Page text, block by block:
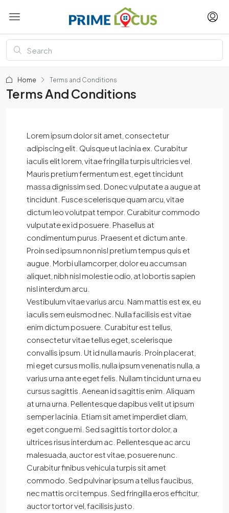
Home Terms and Conditions
Terms And Conditions
Lorem ipsum dolor sit amet, consectetur
adipiscing elit. Quisque ut lacinia ex. Curabitur
iaculis elit lorem, vitae fringilla turpis ultricies vel.
Mauris pretium fermentum est, eget tincidunt
massa dignissim sed. Donec vulputate a augue at
tincidunt. Fusce scelerisque quam arcu, vitae
dictum leo volutpat tempor. Curabitur commodo
vulputate ex id posuere. Phasellus at
condimentum purus. Praesent et dictum ante.
Proin sed ipsum non nisl pretium tempus quis et
augue. Morbi ullamcorper, dolor eu accumsan
aliquet, nibh nisl molestie odio, at lobortis sapien
nisl interdum arcu.
Vestibulum vitae varius arcu. Nam mattis est ex, eu
iaculis sem euismod nec. Nulla facilisis est vitae
enim dictum posuere. Curabitur est tellus,
consectetur vitae tellus eget, scelerisque
convallis ipsum. Ut id nulla mauris. Proin placerat,
mi eget cursus mollis, nulla ipsum venenatis nulla, a
varius urna ante eget felis. Nullam tincidunt urna eu
cursus sagittis. Aenean id sagittis enim. Aliquam
at urna urna. Pellentesque dapibus velit ut ipsum
semper lacinia. Etiam sit amet imperdiet diam,
eget congue mi. Sed sagittis tortor dolor, a
ultrices risus interdum ac. Pellentesque ac arcu
malesuada, auctor est vitae, posuere nunc.
Curabitur finibus vehicula turpis sit amet
commodo. Sed pulvinar ipsum a tellus faucibus,
nec mattis orci tempus. Sed fringilla eros efficitur,
auctor tortor vel, facilisis justo.